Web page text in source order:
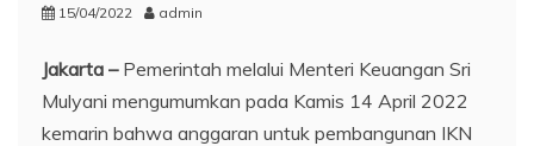
15/04/2022 admin
Jakarta –Pemerintah melalui Menteri Keuangan Sri
Mulyani mengumumkan pada Kamis 14 April 2022
kemarin bahwa anggaran untuk pembangunan IKN